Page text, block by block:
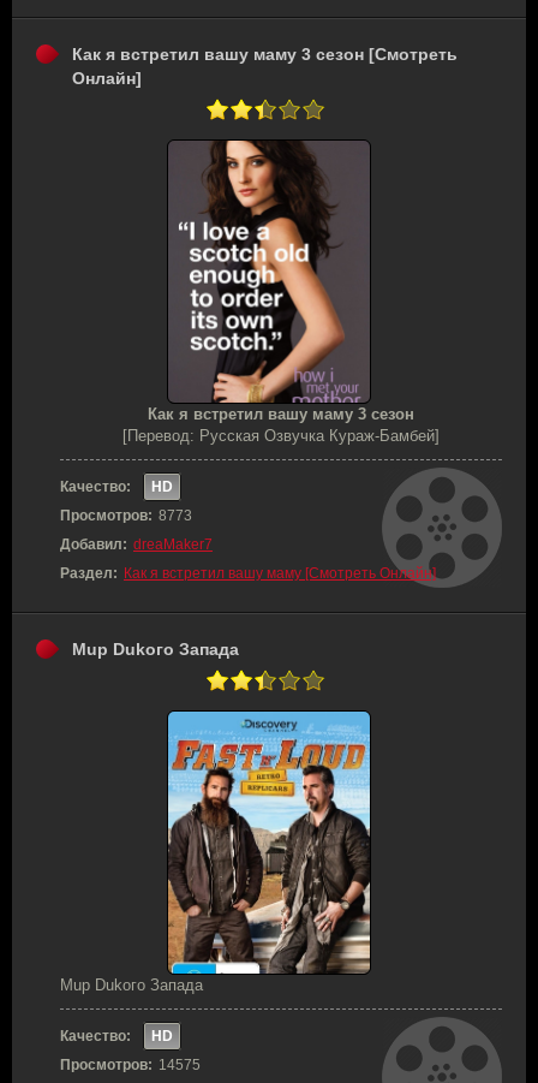
Как я встретил вашу маму 3 сезон [Смотреть
Онлайн]
Как я встретил вашу маму 3 сезон
[Перевод: Русская Озвучка Кураж-Бамбей]
Качество:
HD
Просмотров: 8773
Добавил: dreaMaker7
Раздел: Как я встретил вашу маму [Смотреть Онлайн]
Mup Dukoгo Зaпaдa
Mup Dukoгo Зaпaдa
Качество:
HD
Просмотров: 14575